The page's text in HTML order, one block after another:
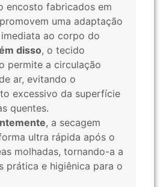
encosto fabricados em
uma adaptação
ao corpo do
disso, o tecido
permite a circulação
ar, evitando o
excessivo da superfície
quentes.
, a secagem
ultra rápida após o
molhadas, tornando-a a
prática e higiênica para o